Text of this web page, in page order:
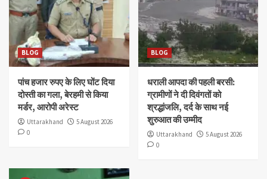
BLOG
पांच हजार रुपए के लिए घोंट दिया
दोस्ती का गला, बेरहमी से किया
मर्डर, आरोपी अरेस्ट
Uttarakhand
5 August 2026
0
BLOG
धराली आपदा की पहली बरसी:
ग्रामीणों ने दी दिवंगतों को
श्रद्धांजलि, दर्द के साथ नई
शुरुआत की उम्मीद
Uttarakhand
5 August 2026
0